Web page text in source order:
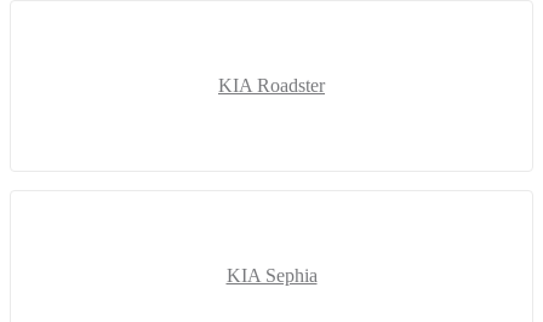
KIA Roadster
KIA Sephia